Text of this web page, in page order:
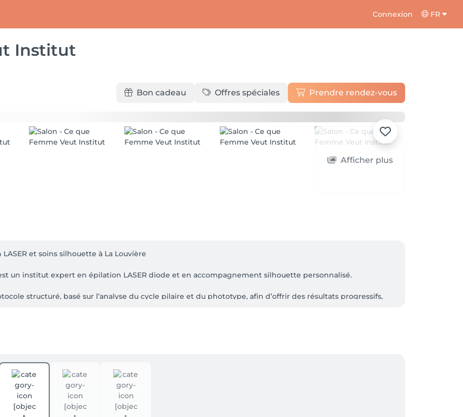
Connexion FR
Institut
Bon cadeau Offres spéciales Prendre rendez-vous
Afficher plus
et soins silhouette à La Louvière
un institut expert en épilation LASER diode et en accompagnement silhouette personnalisé.
structuré, basé sur l’analyse du cycle pilaire et du phototype, afin d’offrir des résultats progressifs,
soins esthétiques complémentaires, pensés dans une logique de prise en charge globale, de bien-être
vous conseil personnalisé, afin de définir un protocole clair, cohérent et adapté aux objectifs de